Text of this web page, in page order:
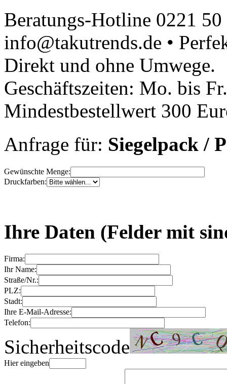
Beratungs-Hotline 0221
info@takutrends.de •
Direkt und ohne Umwege.
Geschäftszeiten: Mo. bis
Mindestbestellwert 300
Anfrage für: Siegelpack /
Gewünschte Menge:
Druckfarben:
Ihre Daten (Felder mit
Firma:
Ihr Name:
Straße/Nr.:
PLZ:
Stadt:
Ihre E-Mail-Adresse:
Telefon:
Sicherheitscode
Hier eingeben